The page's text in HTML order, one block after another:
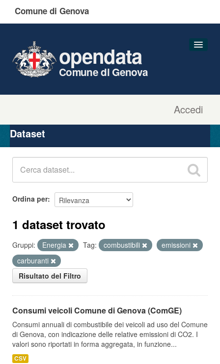
Comune di Genova
Accedi
opendata
Comune di Genova
Organizzazioni
Gruppi
Dataset
Ordina per
1 dataset trovato
Gruppi: Energia Tag: combustibili
emissioni
carburanti
Risultato del Filtro
Consumi veicoli Comune di Genova (ComGE)
Consumi annuali di combustibile dei veicoli ad uso del Comune
di Genova, con indicazione delle relative emissioni di CO2. I
valori sono riportati in forma aggregata, in funzione...
CSV